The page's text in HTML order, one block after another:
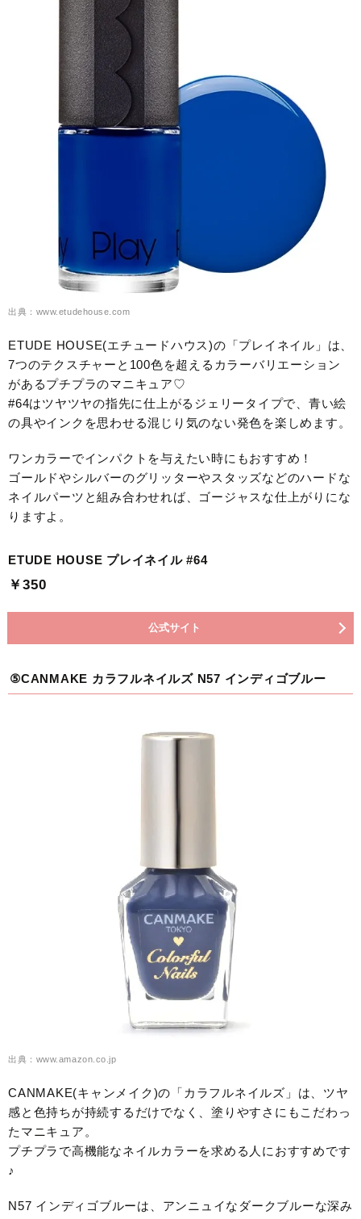
出典：www.etudehouse.com
ETUDE HOUSE(エチュードハウス)の「プレイネイル」は、
7つのテクスチャーと100色を超えるカラーバリエーション
があるプチプラのマニキュア♡
#64はツヤツヤの指先に仕上がるジェリータイプで、青い絵
の具やインクを思わせる混じり気のない発色を楽しめます。
ワンカラーでインパクトを与えたい時にもおすすめ！
ゴールドやシルバーのグリッターやスタッズなどのハードな
ネイルパーツと組み合わせれば、ゴージャスな仕上がりにな
りますよ。
ETUDE HOUSE プレイネイル #64
￥350
公式サイト
⑤CANMAKE カラフルネイルズ N57 インディゴブルー
出典：www.amazon.co.jp
CANMAKE(キャンメイク)の「カラフルネイルズ」は、ツヤ
感と色持ちが持続するだけでなく、塗りやすさにもこだわっ
たマニキュア。
プチプラで高機能なネイルカラーを求める人におすすめです
♪
N57 インディゴブルーは、アンニュイなダークブルーな深み